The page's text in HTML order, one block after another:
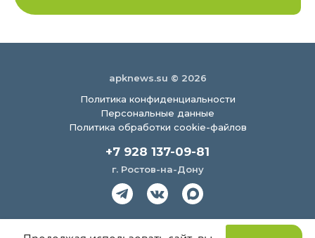
apknews.su © 2026
Политика конфиденциальности
Персональные данные
Политика обработки cookie-файлов
+7 928 137-09-81
г. Ростов-на-Дону